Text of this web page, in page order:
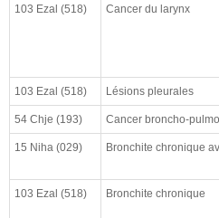
cloturé (à)
résultat
enquête CHSCT
103 Ezal (518) Cancer du larynx
103 Ezal (518) Lésions pleurales
54 Chje (193) Cancer broncho-
15 Niha (029) Bronchite chronique
103 Ezal (518) Bronchite chronique